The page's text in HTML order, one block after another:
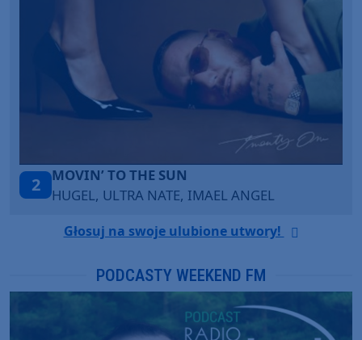
3
LEGENDARY LOVERS (SAVE ME)
KATY PERRY & CHIEF KEEF
Głosuj na swoje ulubione utwory!
PODCASTY WEEKEND FM